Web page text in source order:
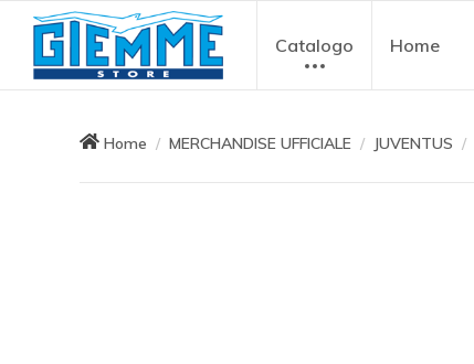
Catalogo Home
Home MERCHANDISE UFFICIALE JUVENTUS